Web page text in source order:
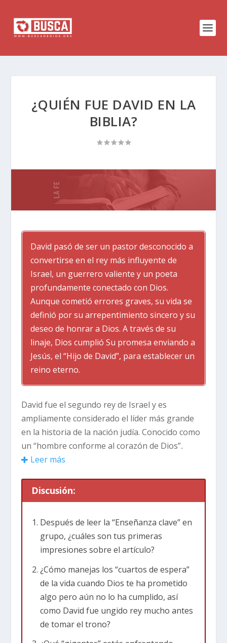
¿QUIÉN FUE DAVID EN LA
BIBLIA?
David pasó de ser un pastor desconocido a
convertirse en el rey más influyente de
Israel, un guerrero valiente y un poeta
profundamente conectado con Dios.
Aunque cometió errores graves, su vida se
definió por su arrepentimiento sincero y su
deseo de honrar a Dios. A través de su
linaje, Dios cumplió Su promesa enviando a
Jesús, el “Hijo de David”, para establecer un
reino eterno.
David fue el segundo rey de Israel y es
ampliamente considerado el líder más grande
en la historia de la nación judía. Conocido como
un “hombre conforme al corazón de Dios”,
David pasó de ser un humilde pastor a
talentoso y un rey. Más significativamente, la
vida y la línea real de David establecieron la base
quien a menudo es llamado el “Hijo de David”.
Del redil al palacio
La historia de David comienza en el pequeño
pueblo de Belén. Mientras sus hermanos
mayores servían en el ejército, David se
encargaba de cuidar las ovejas de su padre. En
Leer más
Discusión:
Después de leer la “Enseñanza clave” en
grupo, ¿cuáles son tus primeras
impresiones sobre el artículo?
¿Cómo manejas los “cuartos de espera”
de la vida cuando Dios te ha prometido
algo pero aún no lo ha cumplido, así
como David fue ungido rey mucho antes
de tomar el trono?